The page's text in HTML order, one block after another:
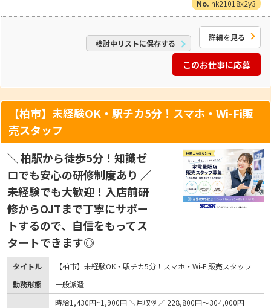
hk21018x2y3
検討中リストに保存する
詳細を見る
このお仕事に応募
【柏市】未経験OK・駅チカ5分！スマホ・Wi-Fi販
売スタッフ
＼ 柏駅から徒歩5分！知識ゼ
ロでも安心の研修制度あり ／
未経験でも大歓迎！入店前研
修からOJTまで丁寧にサポー
トするので、自信をもってス
タートできます◎
タイトル
【柏市】未経験OK・駅チカ5分！スマホ・Wi-Fi販売スタッフ
勤務形態
一般派遣
時給1,430円~1,900円 ＼月収例／ 228,800円～304,000円